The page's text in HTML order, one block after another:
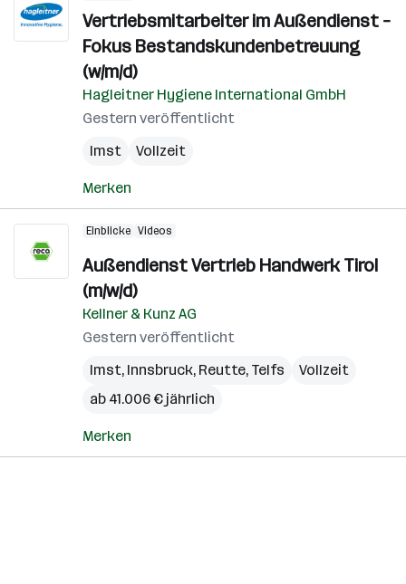
Vertriebsmitarbeiter im Außendienst –
Fokus Bestandskundenbetreuung
(w/m/d)
Hagleitner Hygiene International GmbH
Gestern veröffentlicht
Imst
Vollzeit
Merken
Einblicke Videos
Außendienst Vertrieb Handwerk Tirol
(m/w/d)
Kellner & Kunz AG
Gestern veröffentlicht
Imst, Innsbruck, Reutte, Telfs
Vollzeit
ab 41.006 € jährlich
Merken